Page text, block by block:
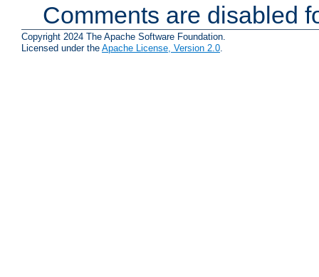
Comments are disabled
Copyright 2024 The Apache Software Foundation.
Licensed under the Apache License, Version 2.0.